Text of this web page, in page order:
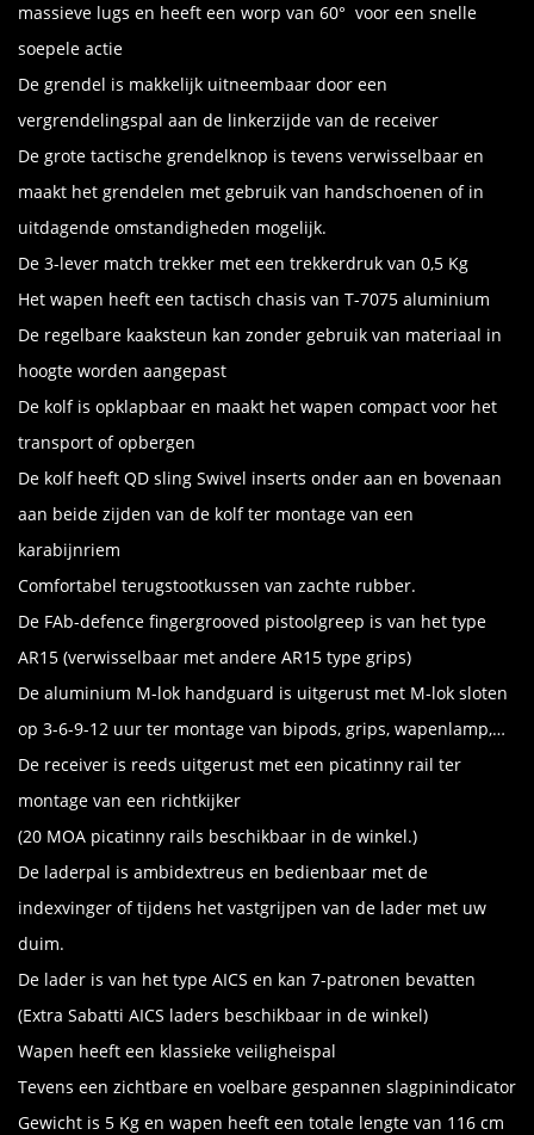
massieve lugs en heeft een worp van 60° voor een snelle
soepele actie
De grendel is makkelijk uitneembaar door een
vergrendelingspal aan de linkerzijde van de receiver
De grote tactische grendelknop is tevens verwisselbaar en
maakt het grendelen met gebruik van handschoenen of in
uitdagende omstandigheden mogelijk.
De 3-lever match trekker met een trekkerdruk van 0,5 Kg
Het wapen heeft een tactisch chasis van T-7075 aluminium
De regelbare kaaksteun kan zonder gebruik van materiaal in
hoogte worden aangepast
De kolf is opklapbaar en maakt het wapen compact voor het
transport of opbergen
De kolf heeft QD sling Swivel inserts onder aan en bovenaan
aan beide zijden van de kolf ter montage van een
karabijnriem
Comfortabel terugstootkussen van zachte rubber.
De FAb-defence fingergrooved pistoolgreep is van het type
AR15 (verwisselbaar met andere AR15 type grips)
De aluminium M-lok handguard is uitgerust met M-lok sloten
op 3-6-9-12 uur ter montage van bipods, grips, wapenlamp,…
De receiver is reeds uitgerust met een picatinny rail ter
montage van een richtkijker
(20 MOA picatinny rails beschikbaar in de winkel.)
De laderpal is ambidextreus en bedienbaar met de
indexvinger of tijdens het vastgrijpen van de lader met uw
duim.
De lader is van het type AICS en kan 7-patronen bevatten
(Extra Sabatti AICS laders beschikbaar in de winkel)
Wapen heeft een klassieke veiligheispal
Tevens een zichtbare en voelbare gespannen slagpinindicator
Gewicht is 5 Kg en wapen heeft een totale lengte van 116 cm